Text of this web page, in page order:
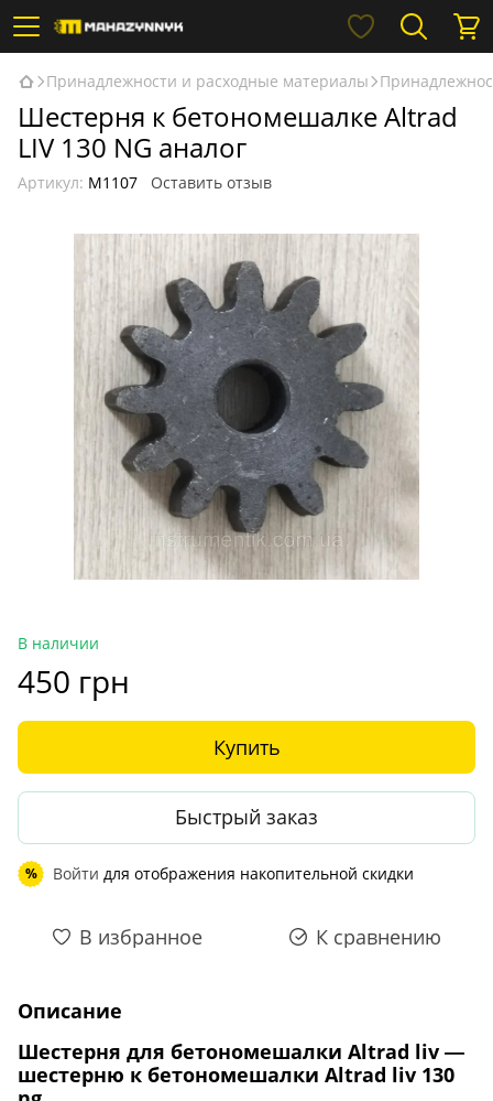
Принадлежности и расходные материалы
Шестерня к бетономешалке Altrad
LIV 130 NG аналог
Артикул: М1107 Оставить отзыв
В наличии
450 грн
Купить
Быстрый заказ
% Войти для отображения накопительной скидки
В избранное К сравнению
Описание
Шестерня для бетономешалки Altrad liv ―
шестерню к бетономешалки Altrad liv 130